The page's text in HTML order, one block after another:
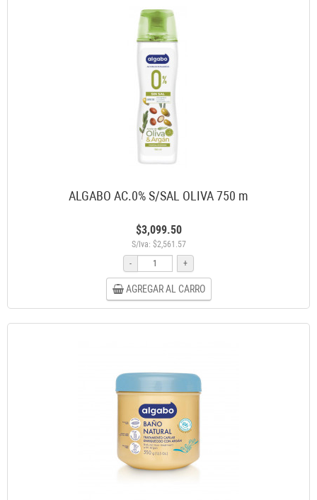
ALGABO AC.0% S/SAL OLIVA 750 m
$3,099.50
S/Iva: $2,561.57
-
+
AGREGAR AL CARRO